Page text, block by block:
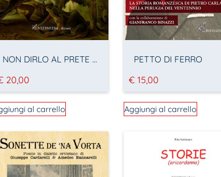
NON DIRLO AL PRETE – Tradizioni e magia nella Valnerina rurale
20,00
al carrello
PETTO DI FERRO
€15,00
Aggiungi al carrello